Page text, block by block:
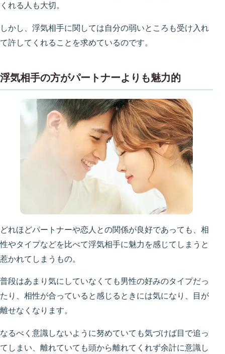
くれる人も大切。
しかし、浮気相手に関しては自分の弱いところも受け入れ
て許してくれることを求めているのです。
浮気相手の方がパートナーよりも魅力的
どれほどパートナーや恋人との関係が良好であっても、相
性やタイプなどを比べて浮気相手に魅力を感じてしまうと
惹かれてしまうもの。
普段はあまり気にしていなくても男性の好みのタイプだっ
たり、相性が合っていると感じるときには気になり、目が
離せなくなります。
なるべく意識しないように努めていても気づけば目で追っ
てしまい、離れていても頭から離れてくれず余計に意識し